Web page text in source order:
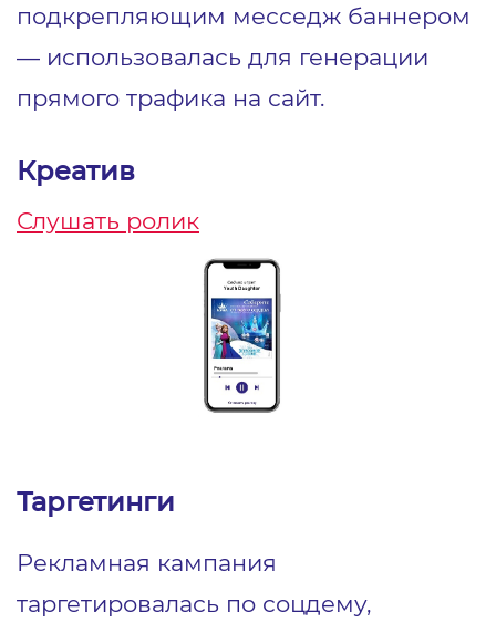
подкрепляющим месседж баннером
— использовалась для генерации
прямого трафика на сайт.
Креатив
Слушать ролик
Таргетинги
Рекламная кампания
таргетировалась по соцдему,